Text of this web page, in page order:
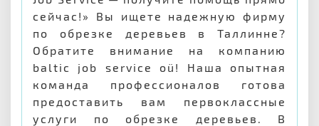
сейчас!» Вы ищете надежную фирму
по обрезке деревьев в Таллинне?
Обратите внимание на компанию
baltic job service oü! Наша опытная
команда профессионалов готова
предоставить вам первоклассные
услуги по обрезке деревьев. В